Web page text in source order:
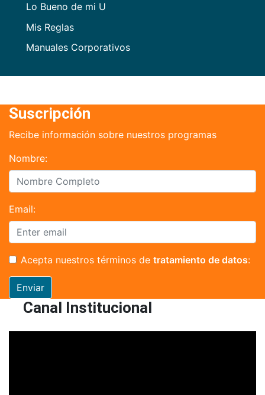
Lo Bueno de mi U
Mis Reglas
Manuales Corporativos
Suscripción
Recibe información sobre nuestros programas
Nombre:
Email:
Acepta nuestros términos de tratamiento de datos:
Enviar
Canal Institucional